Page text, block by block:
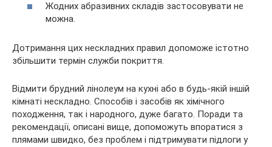
Жодних абразивних складів застосовувати не
можна.
Дотримання цих нескладних правил допоможе істотно
збільшити термін служби покриття.
Відмити брудний лінолеум на кухні або в будь-якій іншій
кімнаті нескладно. Способів і засобів як хімічного
походження, так і народного, дуже багато. Поради та
рекомендації, описані вище, допоможуть впоратися з
плямами швидко, без проблем і підтримувати підлоги у